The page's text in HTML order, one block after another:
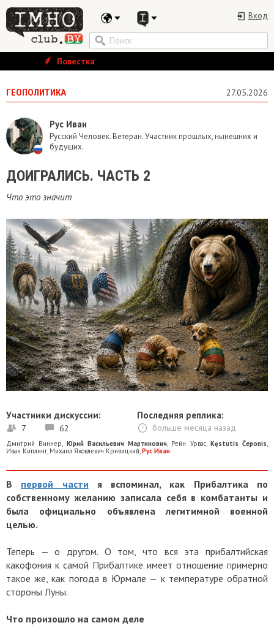
Вход
Повестка
ГЕОПОЛИТИКА 27.05.2026
Рус Иван
Русский Человек. Ветеран. Участник прошлых, нынешних и
будущих.
ДОИГРАЛИСЬ. ЧАСТЬ 2
Что это значит
Участники дискуссии:
7 62
Последняя реплика:
больше месяца назад
Дмитрий Виннер, Юрий Васильевич Мартинович, Рейн Урвас, Kęstutis Čeponis,
Иван Киплинг, Михаил Яковлевич Кривицкий,Рус Иван
В первой части я вспоминал, как Прибалтика по
собственному желанию записала себя в комбатанты и
была официально объявлена легитимной военной
целью.
Теперь — о другом. О том, что вся эта прибалтийская
какофония к самой Прибалтике имеет отношение примерно
такое же, как погода в Юрмале — к температуре обратной
стороны Луны.
Что произошло на самом деле